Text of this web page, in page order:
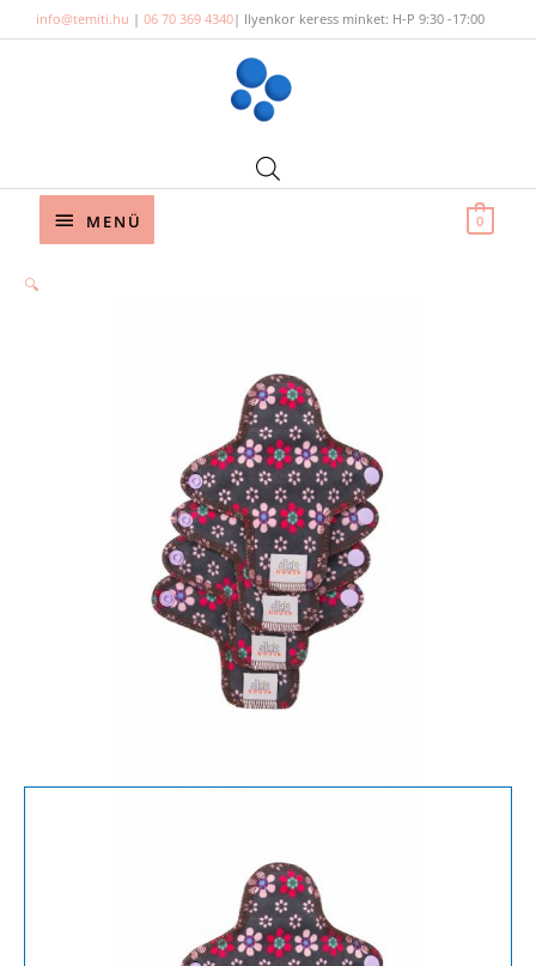
to
info@temiti.hu | 06 70 369 4340| Ilyenkor keress minket: H-P 9:30 -17:00
Below
MENÜ 0
🔍